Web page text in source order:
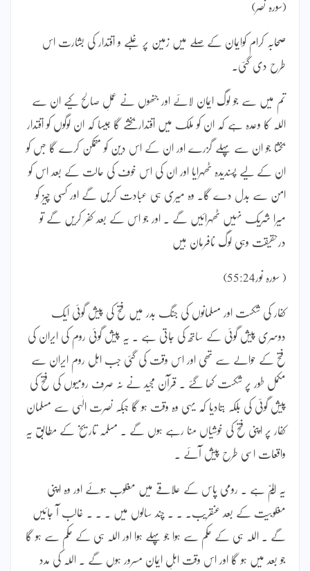
(سورہ نصر)
صحابہ کرام کوایمان کے صلے میں زمین پر غلبے و اقتدار کی بشارت اس
طرح دی گئی۔
تم میں سے جو لوگ ایمان لائے اور جنھوں نے عملِ صالح کیے ان سے
اللہ کا وعدہ ہے کہ ان کو ملک میں اقتدار بخشے گا جیسا کہ ان لوگوں کو اقتدار
بخشا جو ان سے پہلے گزرے اور ان کے اس دین کو متمکن کرے گا جس کو
ان کے لیے پسندیدہ ٹھہرایا اور ان کی اس خوف کی حالت کے بعد اس کو
امن سے بدل دے گا۔ وہ میری ہی عبادت کریں گے اور کسی چیز کو
میرا شریک نہیں ٹھہرائیں گے ۔ اور جو اس کے بعد کفر کریں گے تو
درحقیقت وہی لوگ نافرمان ہیں
( سورہ نور55:24)
کفار کی شکست اور مسلمانوں کی جنگ بدر میں فتح کی پیش گوئی ایک
دوسری پیش گوئی کے ساتھ کی جاتی ہے ۔ یہ پیش گوئی روم کی ایران کی
فتح کے حوالے سے تھی اور اس وقت کی گئی جب اہل روم ایران سے
مکمل طور پر شکست کھا گئے ۔ قرآن مجید نے نہ صرف رومیوں کی فتح کی
پیش گوئی کی بلکہ بتادیا کہ یہی وہ وقت ہو گا جبکہ نصرت الٰہی سے مسلمان
کفار پر اپنی فتح کی خوشیاں منا رہے ہوں گے ۔ مسلمہ تاریخ کے مطابق یہ
واقعات اسی طرح پیش آئے ۔
یہ الٓمّ ہے ۔ رومی پاس کے علاقے میں مغلوب ہوئے اور وہ اپنی
مغلوبیت کے بعد عنقریب۔ ۔ ۔ چند سالوں میں ۔ ۔ ۔ غالب آ جائیں
گے ۔ اللہ ہی کے حکم سے ہوا جو پہلے ہوا اور اللہ ہی کے حکم سے ہو گا
جو بعد میں ہو گا اور اس وقت اہلِ ایمان مسرور ہوں گے ۔ اللہ کی مدد